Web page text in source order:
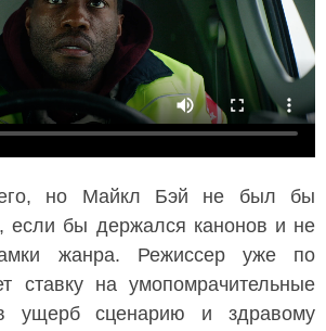
но Майкл Бэй не был бы
если бы держался канонов и не
жанра. Режиссер уже по
ставку на умопомрачительные
ущерб сценарию и здравому